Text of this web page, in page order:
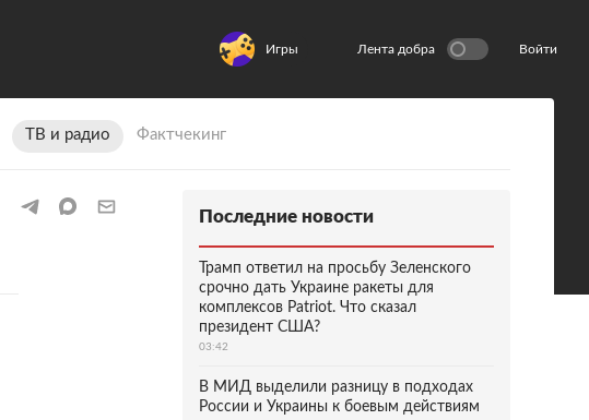
Игры Лента добра Войти
ТВ и радио Фактчекинг
Последние новости
Трамп ответил на просьбу Зеленского
срочно дать Украине ракеты для
комплексов Patriot. Что сказал
президент США?
03:42
В МИД выделили разницу в подходах
России и Украины к боевым действиям